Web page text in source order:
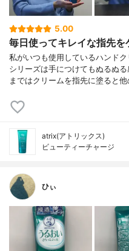
5.00
毎日使ってキレイな指先を
私がいつも使用しているハンド
シリーズは手につけてもぬるぬ
まではクリームを指先に塗ると
atrix(アトリックス)
ビューティーチャージ
ひぃ